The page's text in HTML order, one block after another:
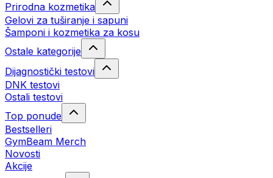
Prirodna kozmetika
Gelovi za tuširanje i sapuni
Šamponi i kozmetika za kosu
Ostale kategorije
Dijagnostički testovi
DNK testovi
Ostali testovi
Top ponude
Bestselleri
GymBeam Merch
Novosti
Akcije